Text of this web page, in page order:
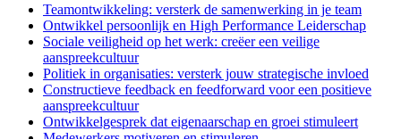
Teamontwikkeling: versterk de samenwerking in je team
Ontwikkel persoonlijk en High Performance Leiderschap
Sociale veiligheid op het werk: creëer een veilige
aanspreekcultuur
Politiek in organisaties: versterk jouw strategische invloed
Constructieve feedback en feedforward voor een positieve
aanspreekcultuur
Ontwikkelgesprek dat eigenaarschap en groei stimuleert